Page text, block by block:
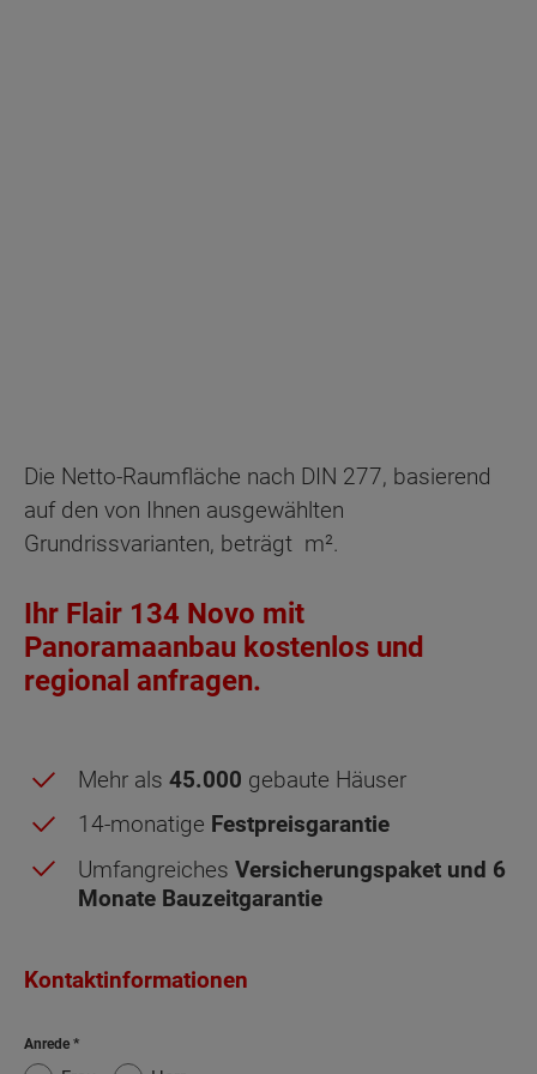
Dachgeschoss - Grundrissvarianten:
Die Netto-Raumfläche nach DIN 277, basierend
auf den von Ihnen ausgewählten
Grundrissvarianten, beträgt m².
Ihr Flair 134 Novo mit
Panoramaanbau kostenlos und
regional anfragen.
Mehr als 45.000 gebaute Häuser
14-monatige Festpreisgarantie
Umfangreiches Versicherungspaket und 6
Monate Bauzeitgarantie
Kontaktinformationen
Anrede